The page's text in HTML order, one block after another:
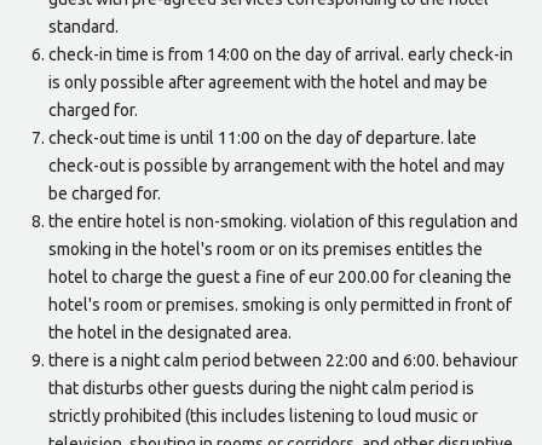
standard.
check-in time is from 14:00 on the day of arrival. early check-in
is only possible after agreement with the hotel and may be
charged for.
check-out time is until 11:00 on the day of departure. late
check-out is possible by arrangement with the hotel and may
be charged for.
the entire hotel is non-smoking. violation of this regulation and
smoking in the hotel's room or on its premises entitles the
hotel to charge the guest a fine of eur 200.00 for cleaning the
hotel's room or premises. smoking is only permitted in front of
the hotel in the designated area.
there is a night calm period between 22:00 and 6:00. behaviour
that disturbs other guests during the night calm period is
strictly prohibited (this includes listening to loud music or